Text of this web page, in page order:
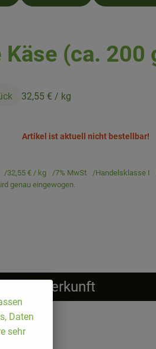
Käse (ca. 200
32,55 € / kg
Artikel ist aktuell nicht bestellbar!
32,55 € / kg 7% MwSt
Handelsklasse I
genau eingewogen.
Herkunft
Daten
sehr